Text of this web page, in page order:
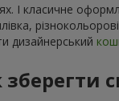
І класичне
дизайнерський
зберегти